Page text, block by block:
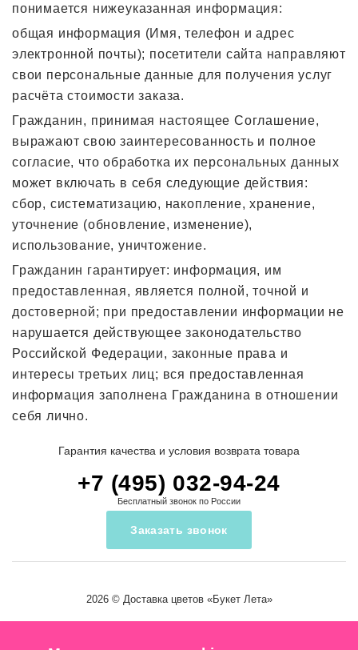
понимается нижеуказанная информация:
общая информация (Имя, телефон и адрес
электронной почты); посетители сайта направляют
свои персональные данные для получения услуг
расчёта стоимости заказа.
Гражданин, принимая настоящее Соглашение,
выражают свою заинтересованность и полное
согласие, что обработка их персональных данных
может включать в себя следующие действия:
сбор, систематизацию, накопление, хранение,
уточнение (обновление, изменение),
использование, уничтожение.
Гражданин гарантирует: информация, им
предоставленная, является полной, точной и
достоверной; при предоставлении информации не
нарушается действующее законодательство
Российской Федерации, законные права и
интересы третьих лиц; вся предоставленная
информация заполнена Гражданина в отношении
себя лично.
Гарантия качества и условия возврата товара
+7 (495) 032-94-24
Бесплатный звонок по России
Заказать звонок
2026 © Доставка цветов«Букет Лета»